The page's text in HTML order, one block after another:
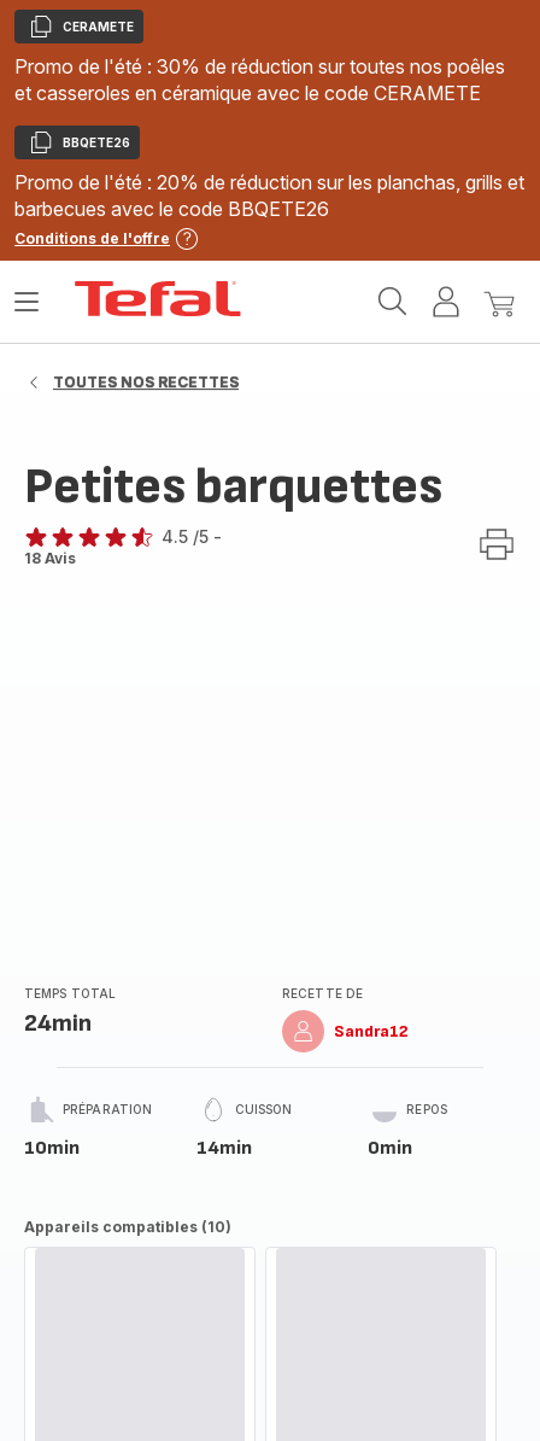
Copier
CERAMETE
Promo de l'été : 30% de réduction sur toutes nos poêles
et casseroles en céramique avec le code CERAMETE
Copier
BBQETE26
Promo de l'été : 20% de réduction sur les planchas, grills et
barbecues avec le code BBQETE26
Conditions de l'offre
MonMon
Ouvrir
TOUTES NOS RECETTES
Petites barquettes
ratings.4.5
4.5 /5 -
18 Avis
TEMPS TOTAL
24min
RECETTE DE
Sandra12
PRÉPARATION
10min
CUISSON
14min
REPOS
0min
Appareils compatibles (10)